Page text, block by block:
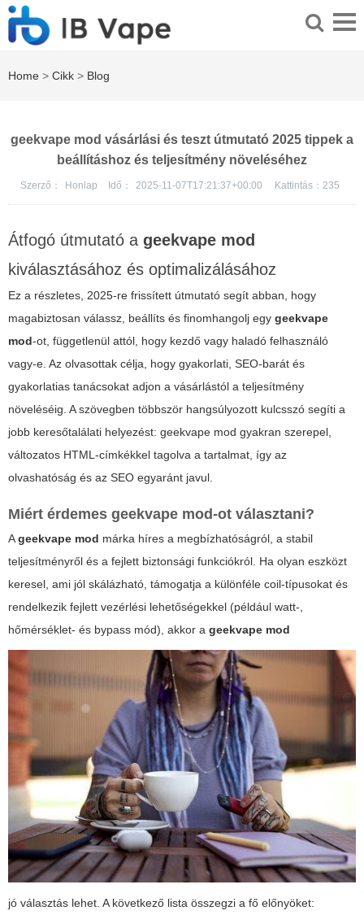
Home > Cikk > Blog
geekvape mod vásárlási és teszt útmutató 2025 tippek a
beállításhoz és teljesítmény növeléséhez
Szerző： Honlap Idő： 2025-11-07T17:21:37+00:00 Kattintás： 235
Átfogó útmutató a geekvape mod
kiválasztásához és optimalizálásához
Ez a részletes, 2025-re frissített útmutató segít abban, hogy
magabiztosan válassz, beállíts és finomhangolj egy geekvape
mod-ot, függetlenül attól, hogy kezdő vagy haladó felhasználó
vagy-e. Az olvasottak célja, hogy gyakorlati, SEO-barát és
gyakorlatias tanácsokat adjon a vásárlástól a teljesítmény
növeléséig. A szövegben többször hangsúlyozott kulcsszó segíti a
jobb keresőtalálati helyezést: geekvape mod gyakran szerepel,
változatos HTML-címkékkel tagolva a tartalmat, így az
olvashatóság és az SEO egyaránt javul.
Miért érdemes geekvape mod-ot választani?
Ageekvape mod márka híres a megbízhatóságról, a stabil
teljesítményről és a fejlett biztonsági funkciókról. Ha olyan eszközt
keresel, ami jól skálázható, támogatja a különféle coil-típusokat és
rendelkezik fejlett vezérlési lehetőségekkel (például watt-,
hőmérséklet- és bypass mód), akkor a geekvape mod
jó választás lehet. A következő lista összegzi a fő előnyöket: